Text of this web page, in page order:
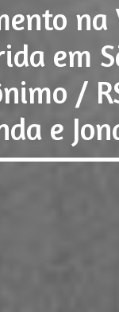
em
/
e